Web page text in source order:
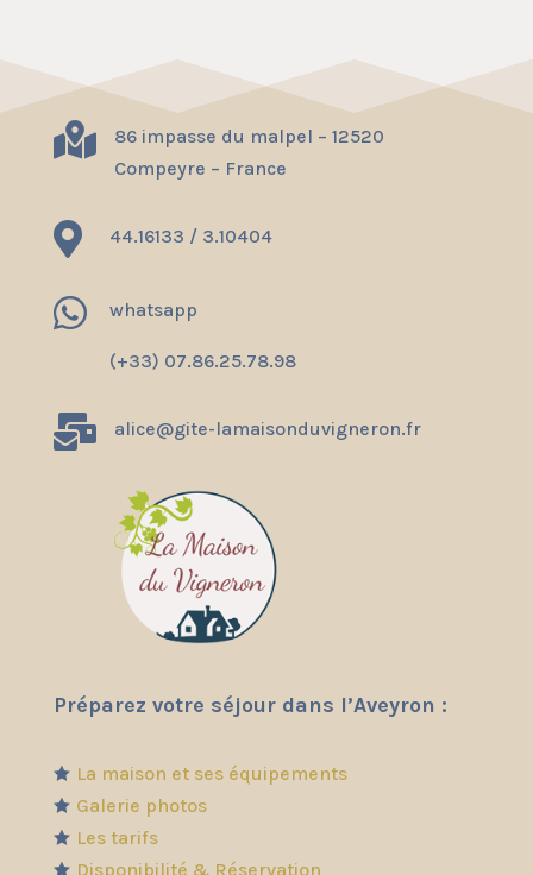

86 impasse du malpel – 12520
Compeyre – France
 44.16133 / 3.10404
 whatsapp
(+33) 07.86.25.78.98
 alice@gite-lamaisonduvigneron.fr
Préparez votre séjour dans l’Aveyron :
 La maison et ses équipements
 Galerie photos
 Les tarifs
 Disponibilité & Réservation